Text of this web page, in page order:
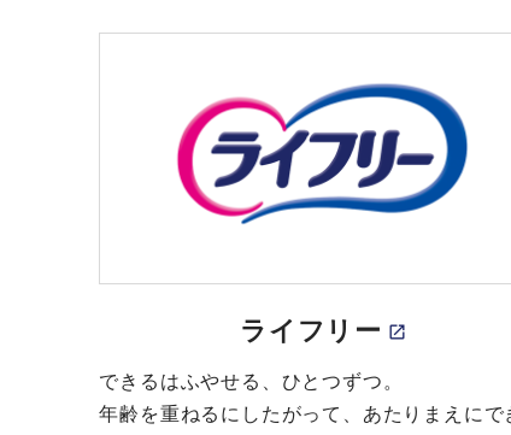
ライフリー
できるはふやせる、ひとつずつ。
年齢を重ねるにしたがって、あたりまえにで